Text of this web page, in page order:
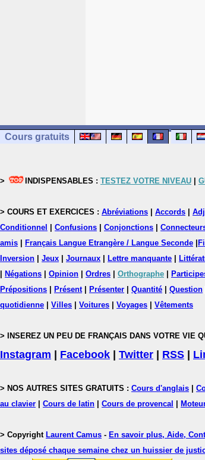
Cours gratuits
> INDISPENSABLES : TESTEZ VOTRE NIVEAU
> COURS ET EXERCICES : Abréviations Accords
Conditionnel
Confusions Conjonctions
amis
Français Langue Etrangère / Langue Seconde
Inversion
Jeux Journaux Lettre manquante
Négations Opinion Ordres Orthographe
Prépositions
Présent| Présenter Quantité Question
quotidienne
Villes Voitures Voyages Vêtements
> INSEREZ UN PEU DE FRANÇAIS DANS VOTRE
Instagram Facebook Twitter RSS
> NOS AUTRES SITES GRATUITS : Cours d'anglais
au clavier
Cours de latin Cours de provencal
> Copyright Laurent Camus - En savoir plus, Aide,
sites déposé chaque semaine chez un huissier de